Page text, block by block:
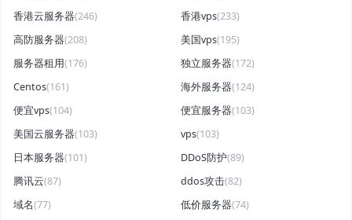
香港云服务器(246) 香港vps(233)
高防服务器(208) 美国vps(195)
服务器租用(176) 独立服务器(172)
Centos(161) 海外服务器(124)
便宜vps(104) 便宜服务器(103)
美国云服务器(103) vps(103)
日本服务器(101) DDoS防护(89)
腾讯云(87) ddos攻击(82)
域名(77) 低价服务器(74)